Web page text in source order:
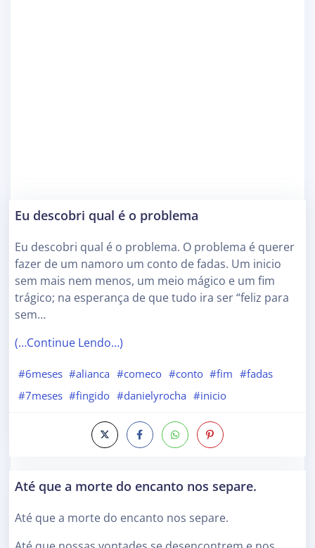
Eu descobri qual é o problema
Eu descobri qual é o problema. O problema é querer
fazer de um namoro um conto de fadas. Um inicio
sem mais nem menos, um meio mágico e um fim
trágico; na esperança de que tudo ira ser “feliz para
sem…
(…Continue Lendo…)
#6meses #alianca #comeco #conto #fim #fadas
#7meses #fingido #danielyrocha #inicio
Até que a morte do encanto nos separe.
Até que a morte do encanto nos separe.